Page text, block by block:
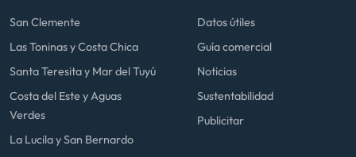
San Clemente
Las Toninas y Costa Chica
Santa Teresita y Mar del Tuyú
Costa del Este y Aguas
Verdes
La Lucila y San Bernardo
Datos útiles
Guía comercial
Noticias
Sustentabilidad
Publicitar